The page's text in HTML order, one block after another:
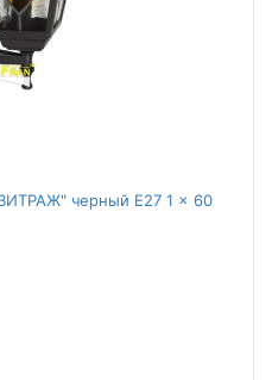
черный E27 1 x 60